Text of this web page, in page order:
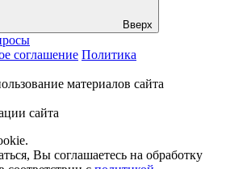
Вверх
соглашение Политика
материалов сайта
сайта
Вы соглашаетесь на обработку